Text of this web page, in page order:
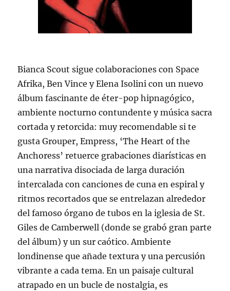
Bianca Scout sigue colaboraciones con Space
Afrika, Ben Vince y Elena Isolini con un nuevo
álbum fascinante de éter-pop hipnagógico,
ambiente nocturno contundente y música sacra
cortada y retorcida: muy recomendable si te
gusta Grouper, Empress, ‘The Heart of the
Anchoress’ retuerce grabaciones diarísticas en
una narrativa disociada de larga duración
intercalada con canciones de cuna en espiral y
ritmos recortados que se entrelazan alrededor
del famoso órgano de tubos en la iglesia de St.
Giles de Camberwell (donde se grabó gran parte
del álbum) y un sur caótico. Ambiente
londinense que añade textura y una percusión
vibrante a cada tema. En un paisaje cultural
atrapado en un bucle de nostalgia, es